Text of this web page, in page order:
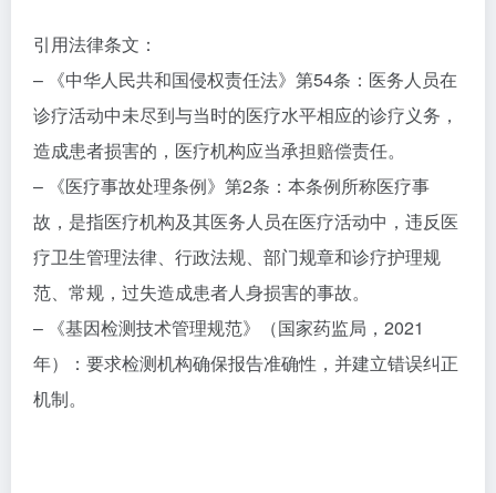
引用法律条文：
– 《中华人民共和国侵权责任法》第54条：医务人员在
诊疗活动中未尽到与当时的医疗水平相应的诊疗义务，
造成患者损害的，医疗机构应当承担赔偿责任。
– 《医疗事故处理条例》第2条：本条例所称医疗事
故，是指医疗机构及其医务人员在医疗活动中，违反医
疗卫生管理法律、行政法规、部门规章和诊疗护理规
范、常规，过失造成患者人身损害的事故。
– 《基因检测技术管理规范》（国家药监局，2021
年）：要求检测机构确保报告准确性，并建立错误纠正
机制。